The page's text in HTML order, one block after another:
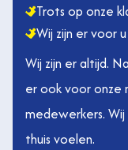
Trots op onze
Wij zijn er voor u
Wij zijn er altijd.
er ook voor onze
medewerkers.
thuis voelen.